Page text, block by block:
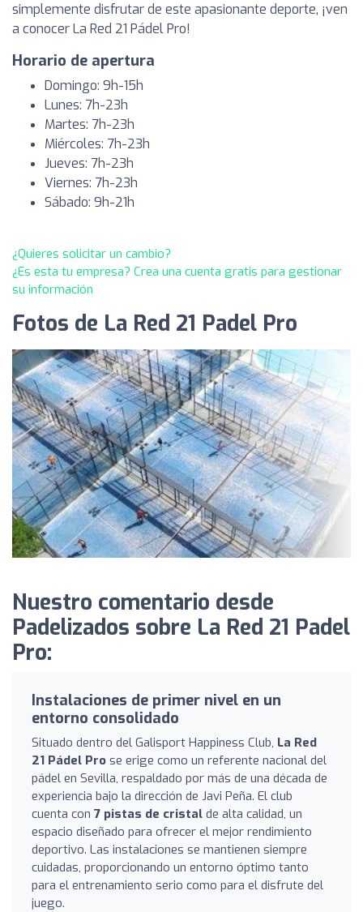
simplemente disfrutar de este apasionante deporte, ¡ven
a conocer La Red 21 Pádel Pro!
Horario de apertura
Domingo: 9h-15h
Lunes: 7h-23h
Martes: 7h-23h
Miércoles: 7h-23h
Jueves: 7h-23h
Viernes: 7h-23h
Sábado: 9h-21h
¿Quieres solicitar un cambio?
¿Es esta tu empresa? Crea una cuenta gratis para gestionar
su información
Fotos de La Red 21 Padel Pro
Nuestro comentario desde
Padelizados sobre La Red 21 Padel
Pro:
Instalaciones de primer nivel en un
entorno consolidado
Situado dentro del Galisport Happiness Club, La Red
21 Pádel Pro se erige como un referente nacional del
pádel en Sevilla, respaldado por más de una década de
experiencia bajo la dirección de Javi Peña. El club
cuenta con 7 pistas de cristal de alta calidad, un
espacio diseñado para ofrecer el mejor rendimiento
deportivo. Las instalaciones se mantienen siempre
cuidadas, proporcionando un entorno óptimo tanto
para el entrenamiento serio como para el disfrute del
juego.